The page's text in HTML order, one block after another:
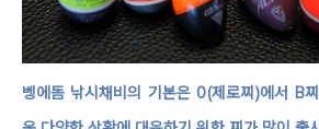
벵에돔 낚시채비의 기본은0(제로찌 )에서 B